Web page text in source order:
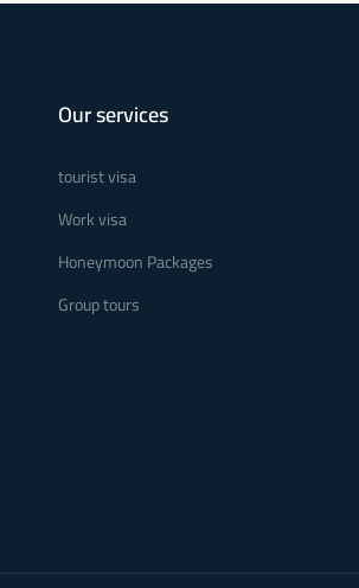
Our services
tourist visa
Work visa
Honeymoon Packages
Group tours